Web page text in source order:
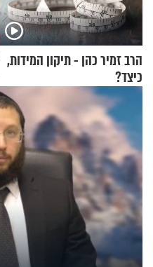
הרב זמיר כהן - תיקון המידות,
כיצד?